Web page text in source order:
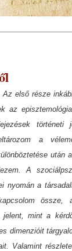
első része
az
a
után
A
nyomán a
össze,
jelent, mint a
dimenzióit
Valamint